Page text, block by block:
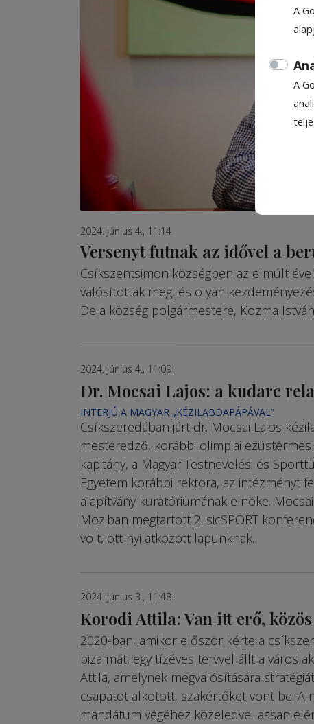
A
A
2024. június 4., 11:14
Versenyt futnak az idővel a
Csíkszentsimon községben az elmúlt
valósítottak meg, és olyan
De a község polgármestere, Kozma
2024. június 4., 11:09
Dr. Mocsai Lajos: a kudarc
INTERJÚ A MAGYAR „KÉZILABDAPÁPÁVAL”
Csíkszeredában járt dr. Mocsai Lajos
mesteredző, korábbi olimpiai ezüstérmes
kapitány, a Magyar Testnevelési és
Egyetem korábbi rektora, az intézményt
alapítvány kuratóriumának elnöke.
Moziban megtartott 2. sicSPORT
volt, ott nyilatkozott lapunknak.
2024. június 3., 11:48
Korodi Attila: Van itt erő,
2020-ban, amikor először kérte a
bizalmát, egy tízéves tervvel állt a
Attila, amelynek megvalósítására
csapatot al­­kotott, szakértőket vont be. A
mandátum végéhez közeledve lassan